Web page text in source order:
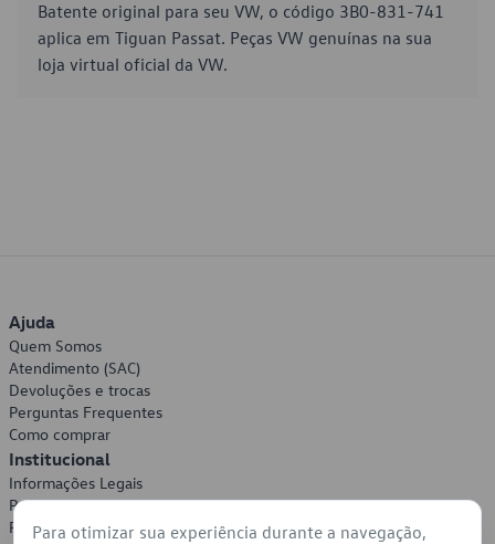
Batente original para seu VW, o código 3B0-831-741
aplica em Tiguan Passat. Peças VW genuínas na sua
loja virtual oficial da VW.
Ajuda
Quem Somos
Atendimento (SAC)
Devoluções e trocas
Perguntas Frequentes
Como comprar
Institucional
Informações Legais
Política de Privacidade
Política de Cookies
Para otimizar sua experiência durante a navegação,